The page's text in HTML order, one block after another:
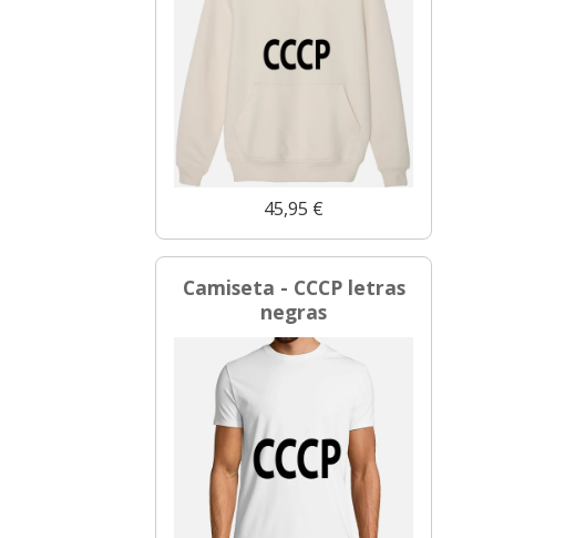
45,95 €
Camiseta - CCCP letras
negras